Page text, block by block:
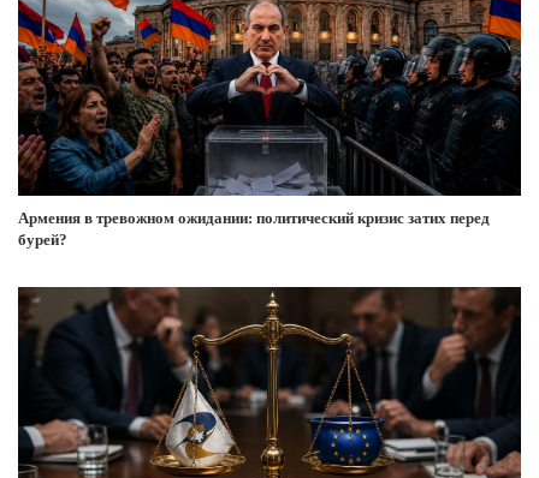
Армения в тревожном ожидании: политический кризис затих перед
бурей?